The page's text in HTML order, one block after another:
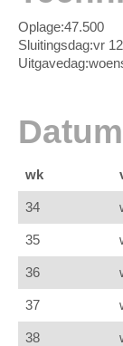
Oplage:47.500
Sluitingsdag:vr
Uitgavedag:
wk
34
35
36
37
38